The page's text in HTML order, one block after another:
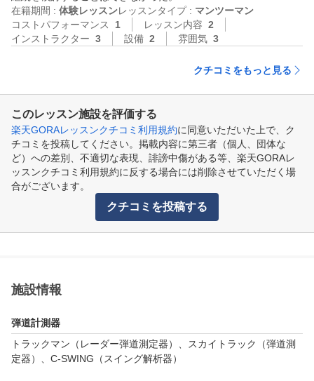
在籍期間 : 体験レッスンレッスンタイプ : マンツーマン
コストパフォーマンス
1 レッスン内容 2
インストラクター 3 設備 2 雰囲気 3
クチコミをもっと見る
このレッスン施設を評価する
楽天GORAレッスンクチコミ利用規約に同意いただいた上で、ク
チコミを投稿してください。掲載内容に第三者（個人、団体な
ど）への差別、不適切な表現、誹謗中傷がある等、楽天GORAレ
ッスンクチコミ利用規約に反する場合には削除させていただく場
合がございます。
クチコミを投稿する
施設情報
弾道計測器
トラックマン（レーダー弾道測定器）、スカイトラック（弾道測
定器）、C-SWING（スイング解析器）